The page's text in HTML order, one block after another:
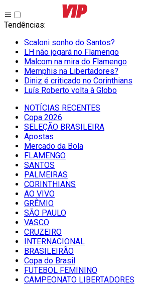
Tendências:
Scaloni sonho do Santos?
LH não jogará no Flamengo
Malcom na mira do Flamengo
Memphis na Libertadores?
Diniz é criticado no Corinthians
Luís Roberto volta à Globo
NOTÍCIAS RECENTES
Copa 2026
SELEÇÃO BRASILEIRA
Apostas
Mercado da Bola
FLAMENGO
SANTOS
PALMEIRAS
CORINTHIANS
AO VIVO
GRÊMIO
SĀO PAULO
VASCO
CRUZEIRO
INTERNACIONAL
BRASILEIRÃO
Copa do Brasil
FUTEBOL FEMININO
CAMPEONATO LIBERTADORES